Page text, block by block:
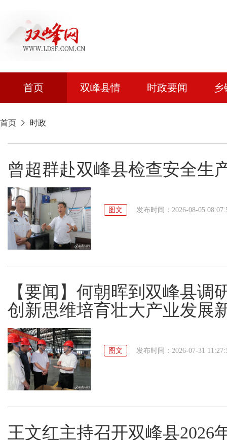
首页 双峰县情 时政要闻
首页 时政
曾超群赴双峰县检查安全生
图文 发布时间：2026-08-05
【要闻】何朝晖到双峰县调
创新思维培育壮大产业发展
图文 发布时间：2026-07-31
王文红主持召开双峰县2026